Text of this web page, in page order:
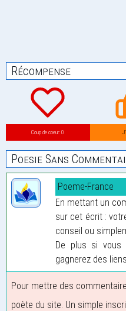
Récompense
Coup de coeur: 0
Poesie Sans
Poeme-France
En mettant un
sur cet écrit :
conseil ou
De plus si vous
gagnerez des
Pour mettre des
poète du site. Un simple